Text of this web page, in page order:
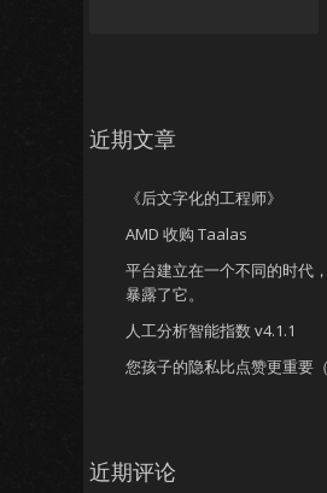
近期文章
《后文字化的工程师》
AMD 收购 Taalas
平台建立在一个不同的时代
暴露了它。
人工分析智能指数 v4.1.1
您孩子的隐私比点赞更重要（
近期评论